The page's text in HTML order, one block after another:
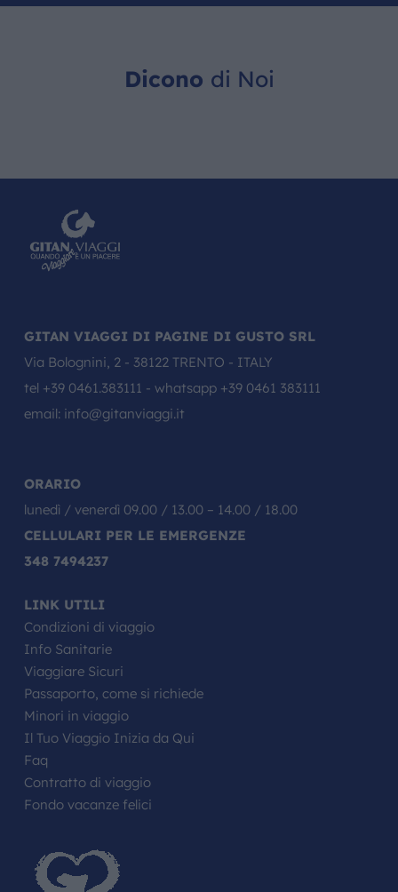
Dicono di Noi
GITAN VIAGGI DI PAGINE DI GUSTO SRL
Via Bolognini, 2 - 38122 TRENTO - ITALY
tel +39 0461.383111 - whatsapp +39 0461 383111
email: info@gitanviaggi.it
ORARIO
lunedì / venerdì 09.00 / 13.00 – 14.00 / 18.00
CELLULARI PER LE EMERGENZE
348 7494237
LINK UTILI
Condizioni di viaggio
Info Sanitarie
Viaggiare Sicuri
Passaporto, come si richiede
Minori in viaggio
Il Tuo Viaggio Inizia da Qui
Faq
Contratto di viaggio
Fondo vacanze felici